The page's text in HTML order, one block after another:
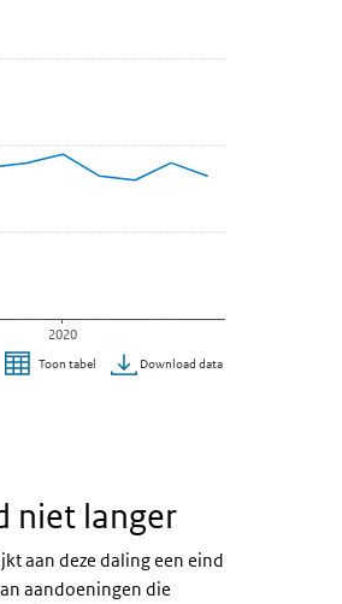
2020
Toon tabel Download data
niet langer
aan deze daling een eind
aandoeningen die